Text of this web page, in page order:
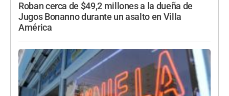
Roban cerca de $49,2 millones a la dueña de
Jugos Bonanno durante un asalto en Villa
América